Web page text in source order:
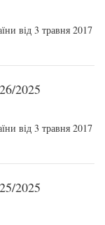
від 3 травня 2017
2025
від 3 травня 2017
2025